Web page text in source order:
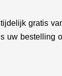
gratis
uw bestelling